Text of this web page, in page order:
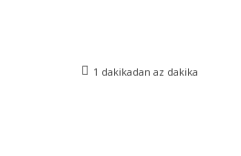
1 dakikadan az dakika